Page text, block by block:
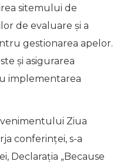
sitemului de
de evaluare și a
gestionarea apelor.
și asigurarea
implementarea
Ziua
conferinței, s-a
Declarația „Because